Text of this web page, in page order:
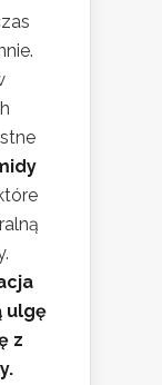
ulgę
z